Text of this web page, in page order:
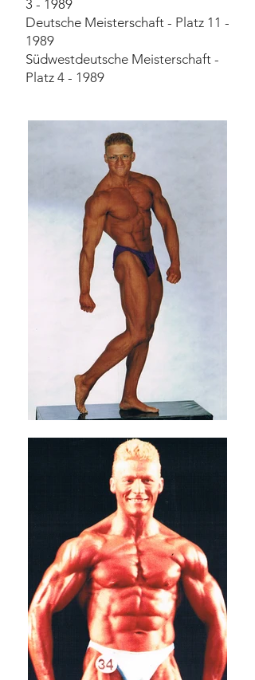
3 - 1989
Deutsche Meisterschaft - Platz 11 -
1989
Südwestdeutsche Meisterschaft -
Platz 4 - 1989